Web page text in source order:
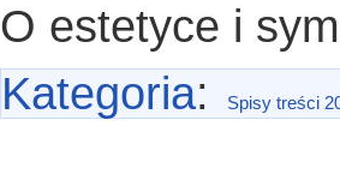
O estetyce i
Kategoria: Spisy treści